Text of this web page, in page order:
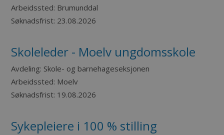
Arbeidssted: Brumunddal
Søknadsfrist: 23.08.2026
Skoleleder - Moelv ungdomsskole
Avdeling: Skole- og barnehageseksjonen
Arbeidssted: Moelv
Søknadsfrist: 19.08.2026
Sykepleiere i 100 % stilling